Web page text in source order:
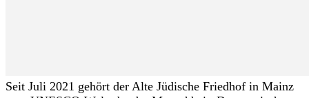
Seit Juli 2021 gehört der Alte Jüdische Friedhof in Mainz